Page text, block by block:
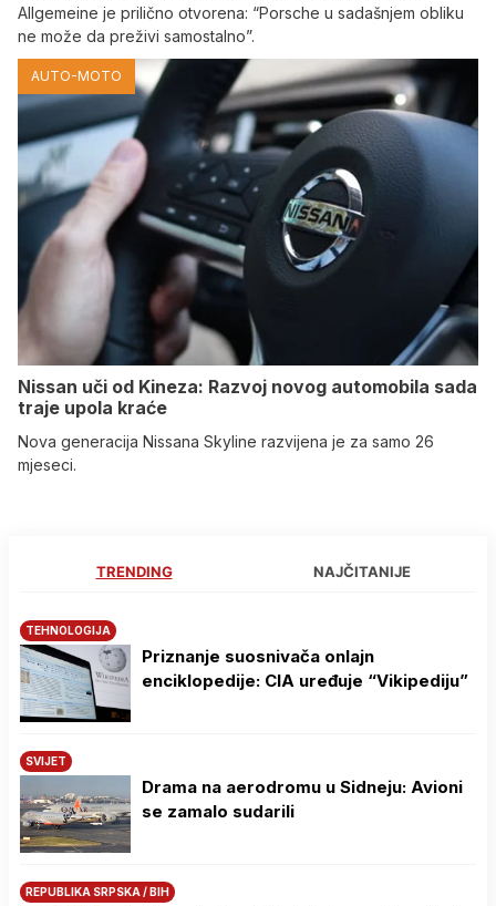
Allgemeine je prilično otvorena: “Porsche u sadašnjem obliku
ne može da preživi samostalno”.
AUTO-MOTO
Nissan uči od Kineza: Razvoj novog automobila sada
traje upola kraće
Nova generacija Nissana Skyline razvijena je za samo 26
mjeseci.
TRENDING NAJČITANIJE
TEHNOLOGIJA
Priznanje suosnivača onlajn
enciklopedije: CIA uređuje “Vikipediju”
SVIJET
Drama na aerodromu u Sidneju: Avioni
se zamalo sudarili
REPUBLIKA SRPSKA / BIH